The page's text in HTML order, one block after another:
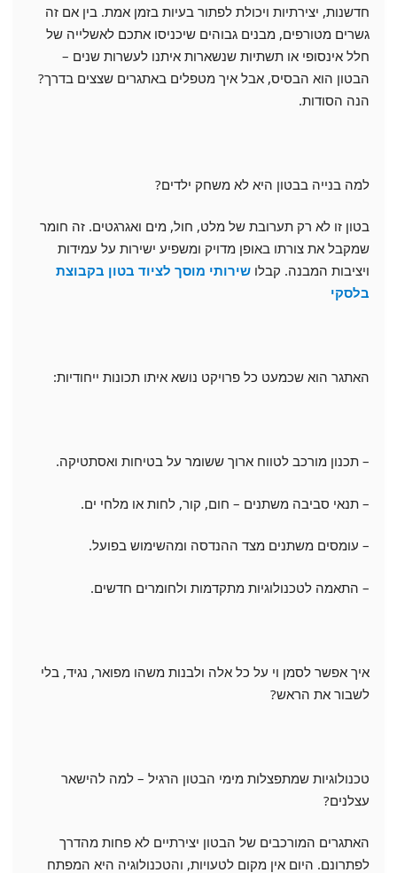
חדשנות, יצירתיות ויכולת לפתור בעיות בזמן אמת. בין אם זה
גשרים מטורפים, מבנים גבוהים שיכניסו אתכם לאשלייה של
חלל אינסופי או תשתיות שנשארות איתנו לעשרות שנים –
הבטון הוא הבסיס, אבל איך מטפלים באתגרים שצצים בדרך?
הנה הסודות.
למה בנייה בבטון היא לא משחק ילדים?
בטון זו לא רק תערובת של מלט, חול, מים ואגרגטים. זה חומר
שמקבל את צורתו באופן מדויק ומשפיע ישירות על עמידות
ויציבות המבנה. קבלו שירותי מוסך לציוד בטון בקבוצת
בלסקי
האתגר הוא שכמעט כל פרויקט נושא איתו תכונות ייחודיות:
– תכנון מורכב לטווח ארוך ששומר על בטיחות ואסתטיקה.
– תנאי סביבה משתנים – חום, קור, לחות או מלחי ים.
– עומסים משתנים מצד ההנדסה ומהשימוש בפועל.
– התאמה לטכנולוגיות מתקדמות ולחומרים חדשים.
איך אפשר לסמן וי על כל אלה ולבנות משהו מפואר, נגיד, בלי
לשבור את הראש?
טכנולוגיות שמתפצלות מימי הבטון הרגיל – למה להישאר
עצלנים?
האתגרים המורכבים של הבטון יצירתיים לא פחות מהדרך
לפתרונם. היום אין מקום לטעויות, והטכנולוגיה היא המפתח